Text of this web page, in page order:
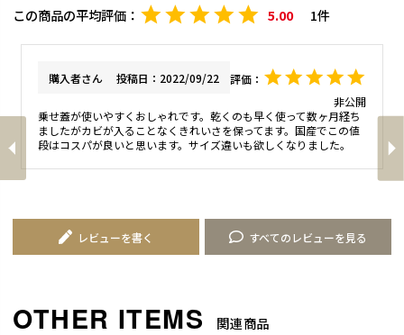
3.水洗いして、よく水分をふき取り陰干し
5.00 1
購入者
非公開
投稿日 2022/09/22
乗せ蓋が使いやすくおしゃれです。乾くのも早く使って数ヶ月経ち
ましたがカビが入ることなくきれいさを保ってます。国産でこの値
段はコスパが良いと思います。サイズ違いも欲しくなりました。
すべてのレビューを見る
レビューを書く
関連商品